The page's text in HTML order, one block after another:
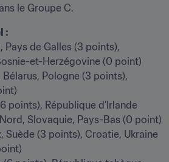
le Groupe C.
:
Pays de Galles (3 points),
et-Herzégovine (0 point)
Bélarus, Pologne (3 points),
points), République d’Irlande
Slovaquie, Pays-Bas (0 point)
Suède (3 points), Croatie, Ukraine